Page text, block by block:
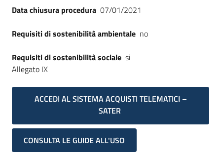
Data chiusura procedura 07/01/2021
Requisiti di sostenibilità ambientale no
Requisiti di sostenibilità sociale si
Allegato IX
ACCEDI AL SISTEMA ACQUISTI TELEMATICI –
SATER
CONSULTA LE GUIDE ALL'USO